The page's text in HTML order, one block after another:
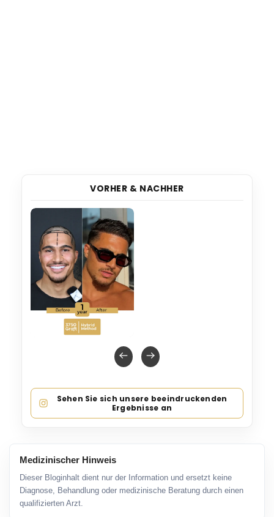
VORHER & NACHHER
Sehen Sie sich unsere beeindruckenden
Ergebnisse an
Medizinischer Hinweis
Dieser Bloginhalt dient nur der Information und ersetzt keine
Diagnose, Behandlung oder medizinische Beratung durch einen
qualifizierten Arzt.